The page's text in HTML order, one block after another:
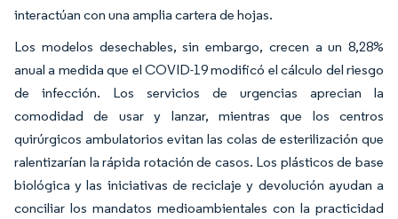
interactúan con una amplia cartera de hojas.
Los modelos desechables, sin embargo, crecen a un 8,28%
anual a medida que el COVID-19 modificó el cálculo del riesgo
de infección. Los servicios de urgencias aprecian la
comodidad de usar y lanzar, mientras que los centros
quirúrgicos ambulatorios evitan las colas de esterilización que
ralentizarían la rápida rotación de casos. Los plásticos de base
biológica y las iniciativas de reciclaje y devolución ayudan a
conciliar los mandatos medioambientales con la practicidad